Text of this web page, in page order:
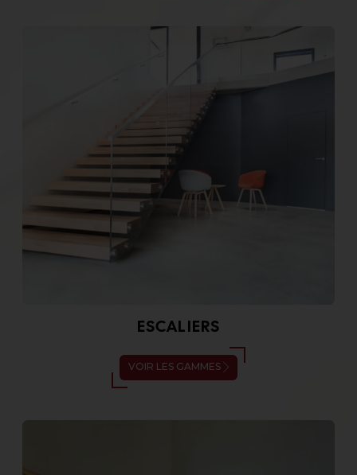
ESCALIERS
VOIR LES GAMMES